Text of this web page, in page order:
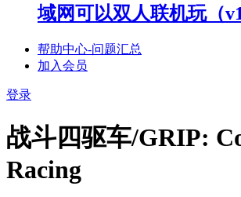
域网可以双人联机玩（
帮助中心-问题汇总
加入会员
登录
战斗四驱车/GRIP:
Racing